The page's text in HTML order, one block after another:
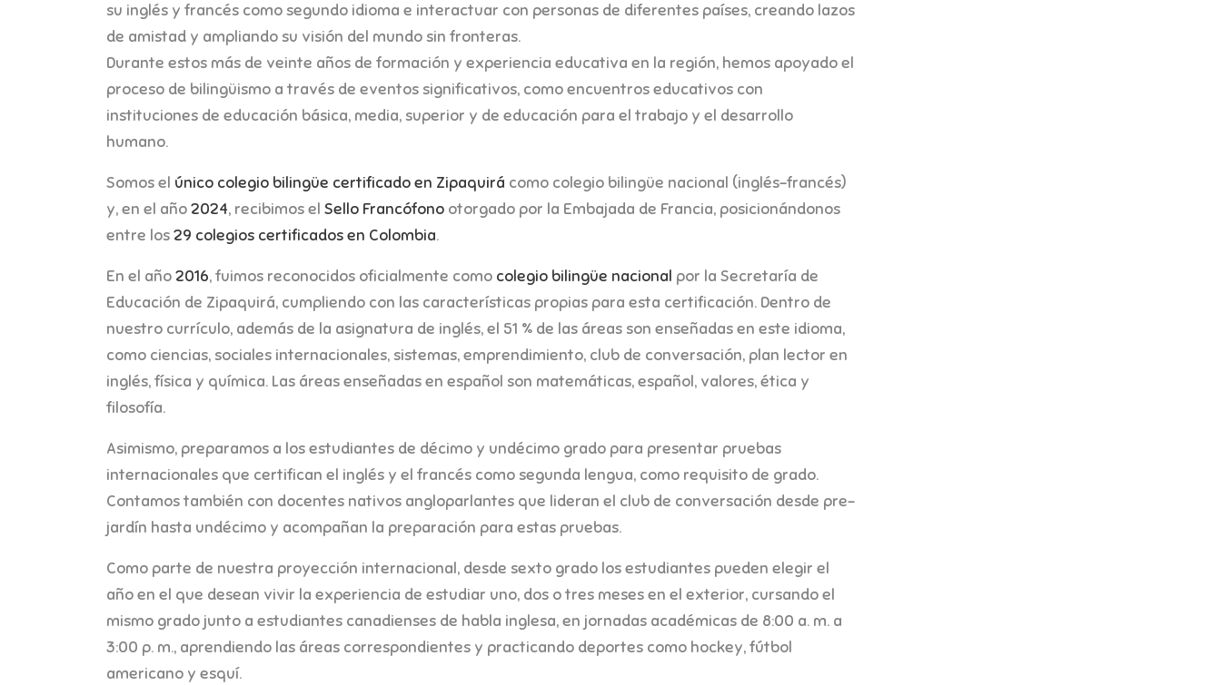
su inglés y francés como segundo idioma e interactuar con personas de diferentes países, creando lazos
de amistad y ampliando su visión del mundo sin fronteras.
Durante estos más de veinte años de formación y experiencia educativa en la región, hemos apoyado el
proceso de bilingüismo a través de eventos significativos, como encuentros educativos con
instituciones de educación básica, media, superior y de educación para el trabajo y el desarrollo
humano.
Somos el único colegio bilingüe certificado en Zipaquirá como colegio bilingüe nacional (inglés–francés)
y, en el año2024, recibimos el Sello Francófono otorgado por la Embajada de Francia, posicionándonos
entre los29 colegios certificados en Colombia.
En el año2016, fuimos reconocidos oficialmente como colegio bilingüe nacional por la Secretaría de
Educación de Zipaquirá, cumpliendo con las características propias para esta certificación. Dentro de
nuestro currículo, además de la asignatura de inglés, el 51 % de las áreas son enseñadas en este idioma,
como ciencias, sociales internacionales, sistemas, emprendimiento, club de conversación, plan lector en
inglés, física y química. Las áreas enseñadas en español son matemáticas, español, valores, ética y
filosofía.
Asimismo, preparamos a los estudiantes de décimo y undécimo grado para presentar pruebas
internacionales que certifican el inglés y el francés como segunda lengua, como requisito de grado.
Contamos también con docentes nativos angloparlantes que lideran el club de conversación desde pre-
jardín hasta undécimo y acompañan la preparación para estas pruebas.
Como parte de nuestra proyección internacional, desde sexto grado los estudiantes pueden elegir el
año en el que desean vivir la experiencia de estudiar uno, dos o tres meses en el exterior, cursando el
mismo grado junto a estudiantes canadienses de habla inglesa, en jornadas académicas de 8:00 a. m. a
3:00 p. m., aprendiendo las áreas correspondientes y practicando deportes como hockey, fútbol
americano y esquí.